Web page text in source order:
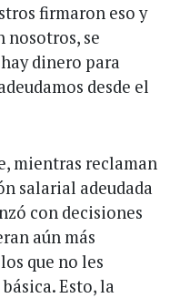
firmaron eso y
nosotros, se
dinero para
desde el
mientras reclaman
salarial adeudada
con decisiones
aún más
que no les
Esto, la